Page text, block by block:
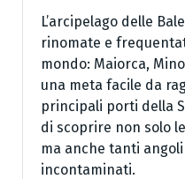
L’arcipelago delle
rinomate e
mondo: Maiorca,
una meta facile da
principali porti della
di scoprire non solo
ma anche tanti
incontaminati.